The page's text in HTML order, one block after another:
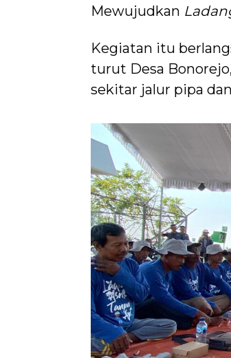
Mewujudkan
Kegiatan itu
turut Desa
sekitar jalur pipa